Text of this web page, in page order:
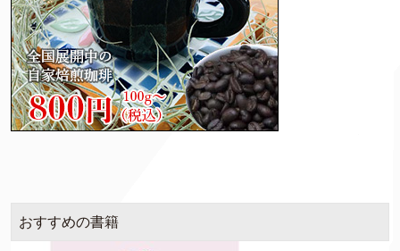
おすすめの書籍